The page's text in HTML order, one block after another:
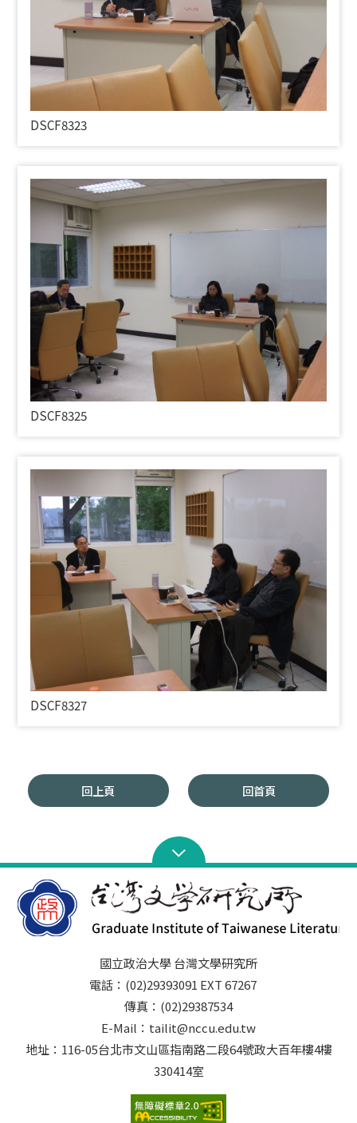
DSCF8323
DSCF8325
DSCF8327
回上頁 回首頁
國立政治大學 台灣文學研究所
電話：(02)29393091 EXT 67267
傳真：(02)29387534
E-Mail：tailit@nccu.edu.tw
地址：116-05台北市文山區指南路二段64號政大百年樓4樓
330414室